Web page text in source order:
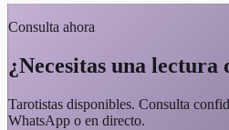
Consulta ahora
¿Necesitas una lectura
Tarotistas disponibles. Consulta
WhatsApp o en directo.